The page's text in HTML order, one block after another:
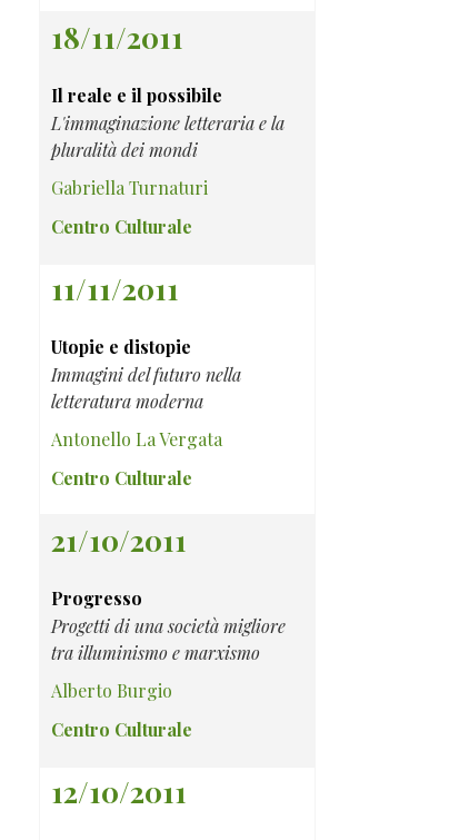
18/11/2011
Il reale e il possibile
L'immaginazione letteraria e la
pluralità dei mondi
Gabriella Turnaturi
Centro Culturale
11/11/2011
Utopie e distopie
Immagini del futuro nella
letteratura moderna
Antonello La Vergata
Centro Culturale
21/10/2011
Progresso
Progetti di una società migliore
tra illuminismo e marxismo
Alberto Burgio
Centro Culturale
12/10/2011